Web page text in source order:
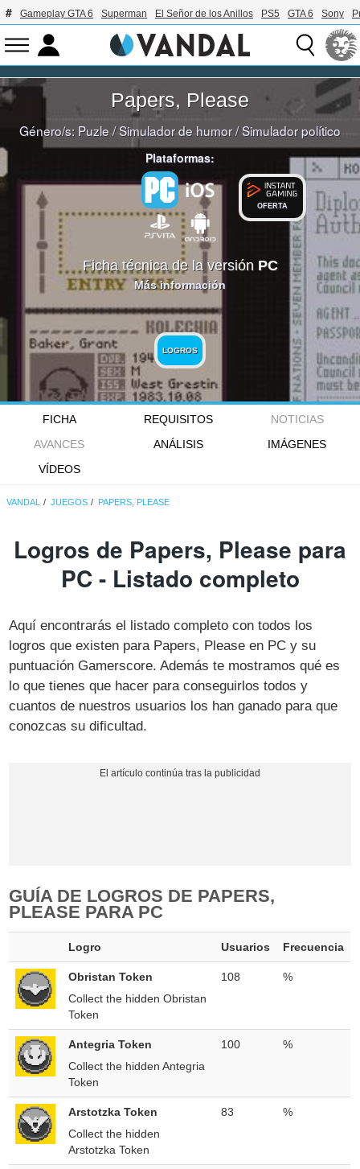
Gameplay GTA 6 Superman El Señor de los Anillos PS5 GTA 6 Sony
Papers, Please
Género/s: Puzle/Simulador de humor/Simulador político
Plataformas:
OFERTA
Ficha técnica de la versión PC
Más información
LOGROS
FICHA REQUISITOS
NOTICIAS
AVANCES
ANÁLISIS
IMÁGENES
VÍDEOS
VANDAL JUEGOS PAPERS, PLEASE
Logros de Papers, Please para
PC - Listado completo
Aquí encontrarás el listado completo con todos los
logros que existen para Papers, Please en PC y su
puntuación Gamerscore. Además te mostramos qué es
lo que tienes que hacer para conseguirlos todos y
cuantos de nuestros usuarios los han ganado para que
conozcas su dificultad.
GUÍA DE LOGROS DE PAPERS,
PLEASE PARA PC
Logro Usuarios Frecuencia
Obristan Token
Collect the hidden Obristan
Token
108 %
Antegria Token
Collect the hidden Antegria
Token
100 %
Arstotzka Token
Collect the hidden
Arstotzka Token
83 %